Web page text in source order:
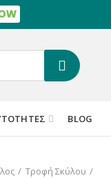
BLOG
Τροφή Σκύλου